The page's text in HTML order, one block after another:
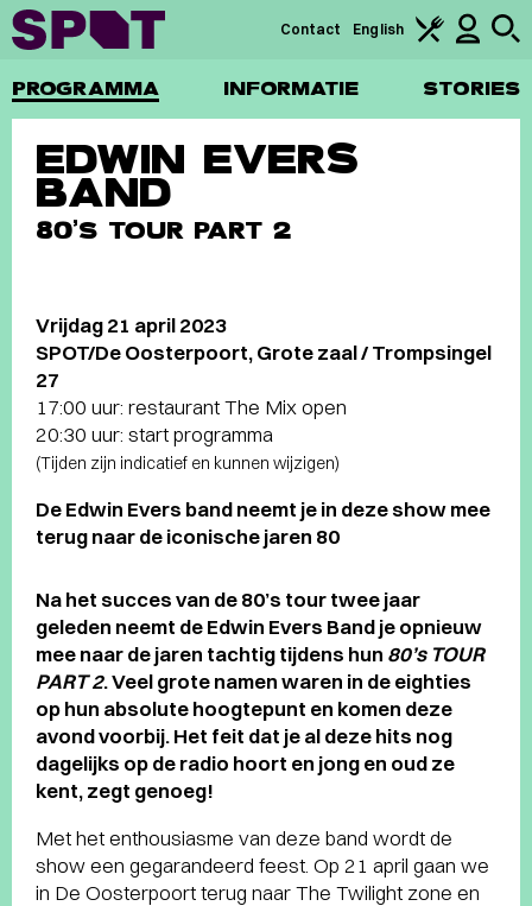
PROGRAMMA INFORMATIE STORIES
Contact English
EDWIN EVERS
BAND
80’S TOUR PART 2
Vrijdag 21 april 2023
SPOT/De Oosterpoort, Grote zaal / Trompsingel
27
17:00 uur: restaurant The Mix open
20:30 uur: start programma
(Tijden zijn indicatief en kunnen wijzigen)
De Edwin Evers band neemt je in deze show mee
terug naar de iconische jaren 80
Na het succes van de 80’s tour twee jaar
geleden neemt de Edwin Evers Band je opnieuw
mee naar de jaren tachtig tijdens hun 80’s TOUR
PART 2. Veel grote namen waren in de eighties
op hun absolute hoogtepunt en komen deze
avond voorbij. Het feit dat je al deze hits nog
dagelijks op de radio hoort en jong en oud ze
kent, zegt genoeg!
Met het enthousiasme van deze band wordt de
show een gegarandeerd feest. Op 21 april gaan we
in De Oosterpoort terug naar The Twilight zone en